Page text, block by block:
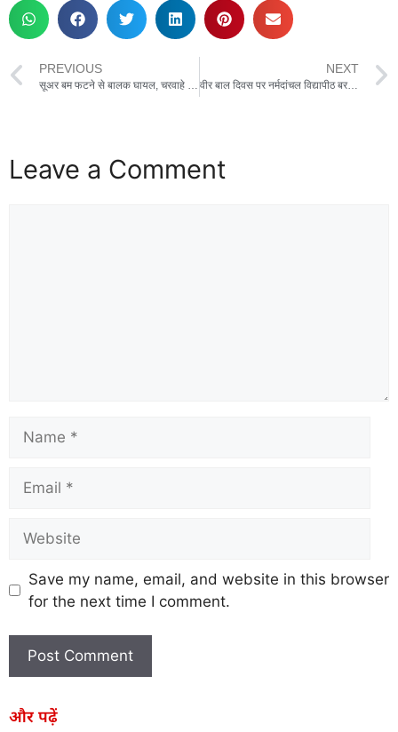
PREVIOUS NEXT
वीर बाल दिवस पर नर्मदांचल विद्यापीठ बरगांव के विद्यार्थियों का दो दिवसीय शैक्षिक भ्रमण
Leave a Comment
Save my name, email, and website in this browser
for the next time I comment.
और पढ़ें